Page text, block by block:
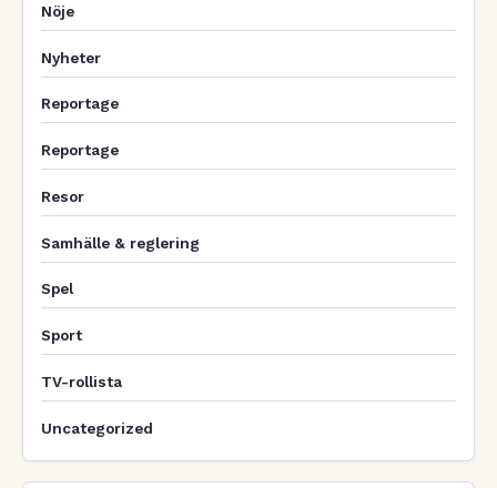
Nöje
Nyheter
Reportage
Reportage
Resor
Samhälle & reglering
Spel
Sport
TV-rollista
Uncategorized